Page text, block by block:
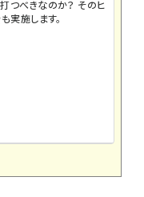
つべきなのか？ そのヒ
実施します。